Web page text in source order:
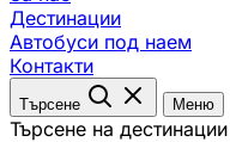
Дестинации
Автобуси под наем
Контакти
Търсене Меню
Търсене на дестинации